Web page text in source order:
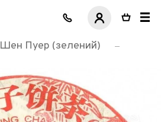
Шен Пуер (зелений)